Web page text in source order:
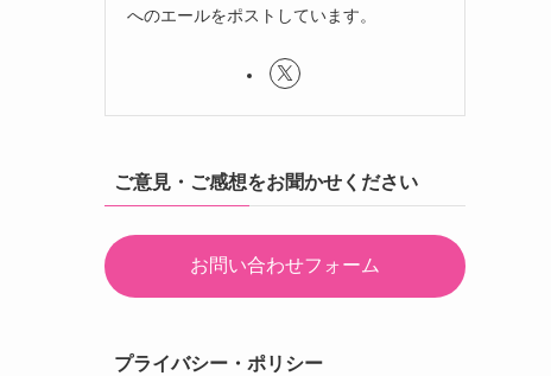
へのエールをポストしています。
ご意見・ご感想をお聞かせください
お問い合わせフォーム
プライバシー・ポリシー